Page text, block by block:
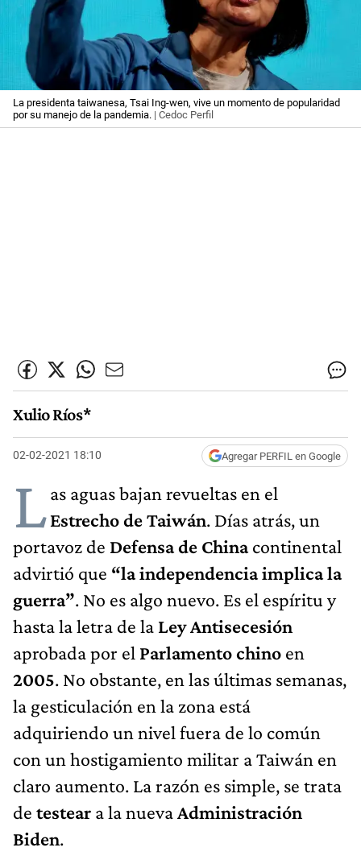
La presidenta taiwanesa, Tsai Ing-wen, vive un momento de popularidad
por su manejo de la pandemia. | Cedoc Perfil
Xulio Ríos*
02-02-2021 18:10 Agregar PERFIL en Google
Las aguas bajan revueltas en el
Estrecho de Taiwán. Días atrás, un
portavoz de Defensa de Chinacontinental
advirtió que “la independencia implica la
guerra”. No es algo nuevo. Es el espíritu y
hasta la letra de la Ley Antisecesión
aprobada por el Parlamento chino en
2005. No obstante, en las últimas semanas,
la gesticulación en la zona está
adquiriendo un nivel fuera de lo común
con un hostigamiento militar a Taiwán en
claro aumento. La razón es simple, se trata
de testear a la nuevaAdministración
Biden.